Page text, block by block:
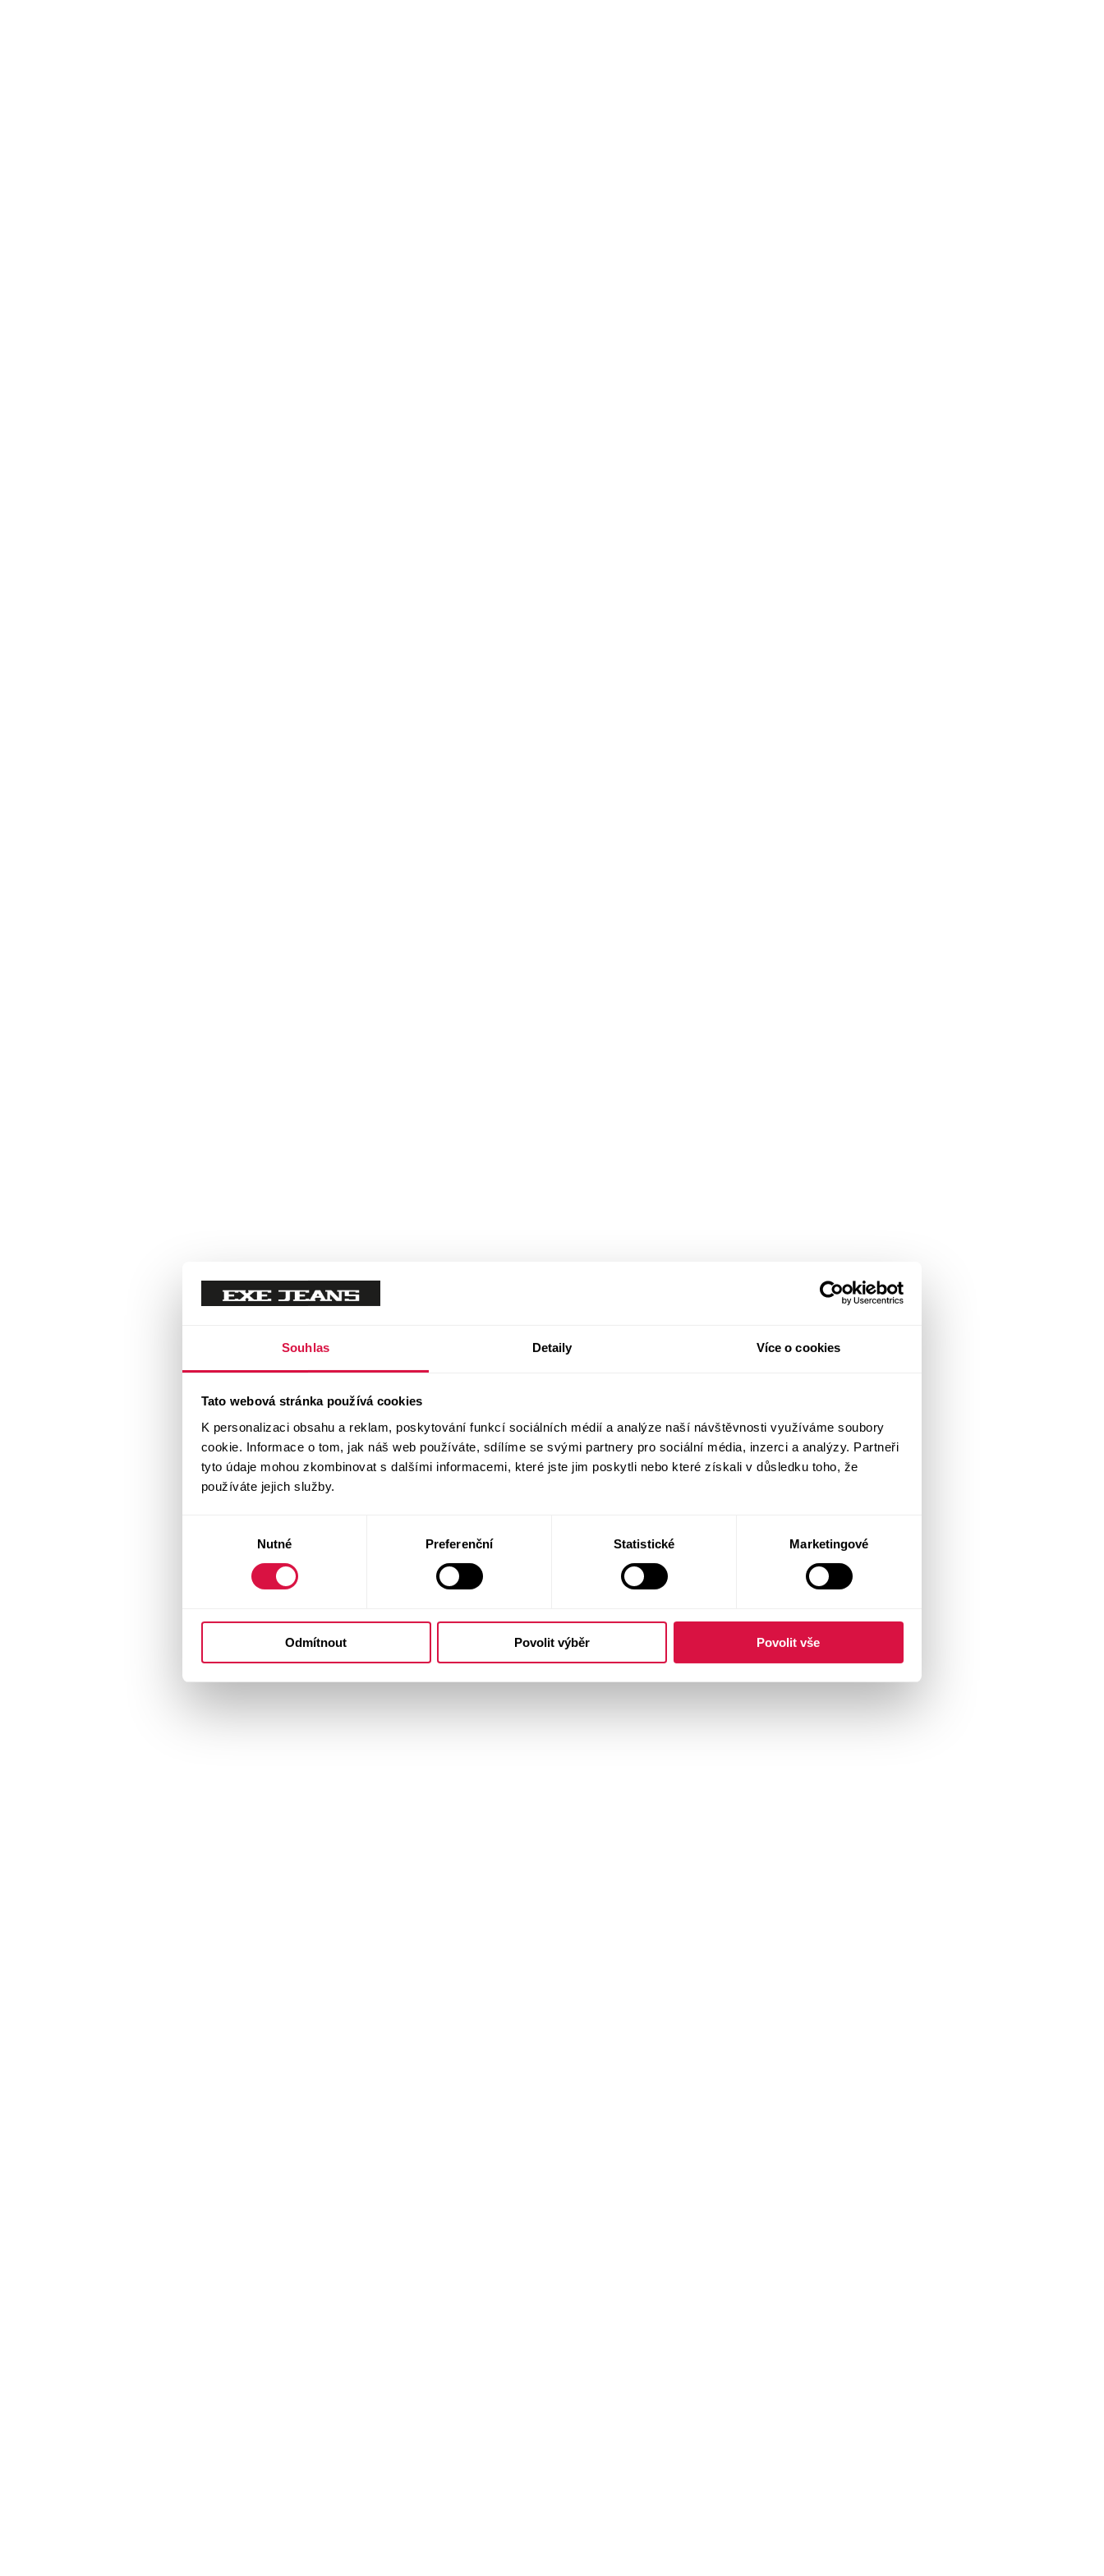
Souhlas Detaily Více o cookies
Tato webová stránka používá cookies
K personalizaci obsahu a reklam, poskytování funkcí sociálních médií a analýze naší návštěvnosti využíváme soubory
cookie. Informace o tom, jak náš web používáte, sdílíme se svými partnery pro sociální média, inzerci a analýzy. Partneři
tyto údaje mohou zkombinovat s dalšími informacemi, které jste jim poskytli nebo které získali v důsledku toho, že
používáte jejich služby.
Nutné Preferenční Statistické Marketingové
Odmítnout Povolit výběr Povolit vše